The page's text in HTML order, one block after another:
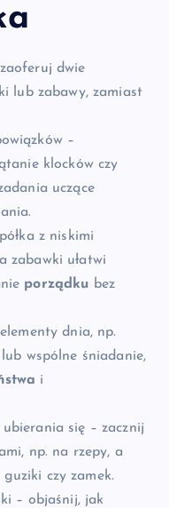
dwie
lub zabawy, zamiast
–
klocków czy
uczące
z niskimi
zabawki ułatwi
porządku bez
dnia, np.
wspólne śniadanie,
i
się – zacznij
np. na rzepy, a
czy zamek.
– objaśnij, jak